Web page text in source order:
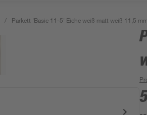
/ Parkett 'Basic 11-5' Eiche weiß matt weiß 11,5 mm